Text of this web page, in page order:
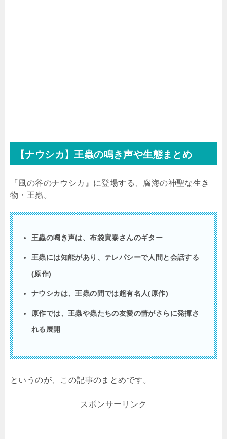
【ナウシカ】王蟲の鳴き声や生態まとめ
『風の谷のナウシカ』に登場する、腐海の神聖な生き
物・王蟲。
王蟲の鳴き声は、布袋寅泰さんのギター
王蟲には知能があり、テレパシーで人間と会話する
(原作)
ナウシカは、王蟲の間では超有名人(原作)
原作では、王蟲や蟲たちの友愛の情がさらに発揮さ
れる展開
というのが、この記事のまとめです。
スポンサーリンク